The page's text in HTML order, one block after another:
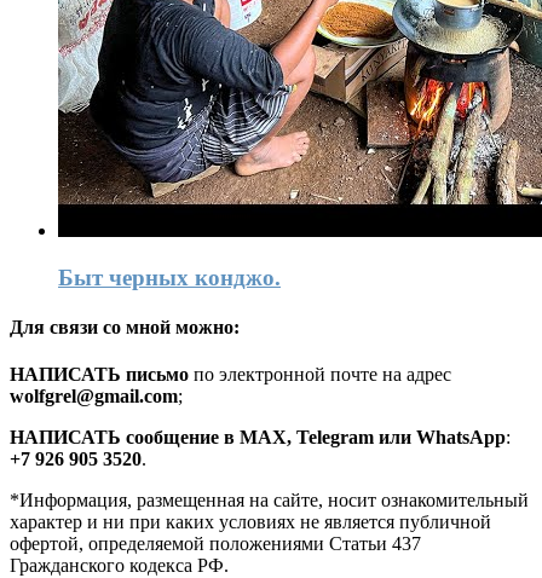
Быт черных конджо.
Для связи со мной можно:
HАПИСАТЬ письмо по электронной почте на адрес
wolfgrel@gmail.com;
HАПИСАТЬ сообщение в MAX, Telegram или WhatsApp:
+7 926 905 3520.
*Информация, размещенная на сайте, носит ознакомительный
характер и ни при каких условиях не является публичной
офертой, определяемой положениями Статьи 437
Гражданского кодекса РФ.